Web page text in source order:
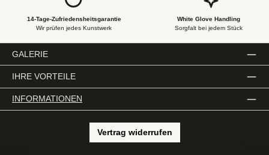
14-Tage-Zufriedensheitsgarantie
Wir prüfen jedes Kunstwerk
White Glove Handling
Sorgfalt bei jedem Stück
GALERIE
IHRE VORTEILE
INFORMATIONEN
Vertrag widerrufen